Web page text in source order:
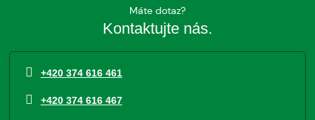
Máte dotaz?
Kontaktujte nás.
+420 374 616 461
+420 374 616 467